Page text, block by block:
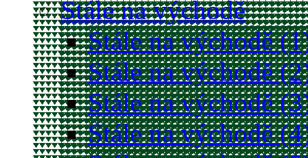
Stále na východě
Stále na východě
Stále na východě
Stále na východě
Stále na východě